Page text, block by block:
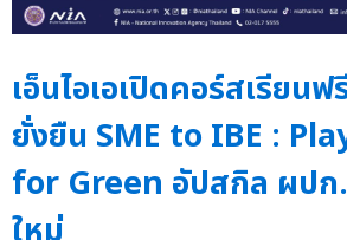
เอ็นไอเอเปิดคอร์สเรียน
ยั่งยืน SME to IBE :
for Green อัปสกิล ผปก